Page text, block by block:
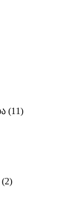
(11)